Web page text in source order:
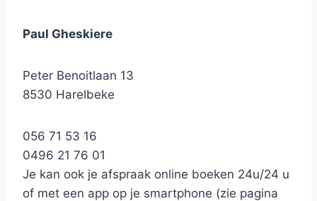
Paul Gheskiere
Peter Benoitlaan 13
8530 Harelbeke
056 71 53 16
0496 21 76 01
Je kan ook je afspraak online boeken 24u/24 u
of met een app op je smartphone (zie pagina